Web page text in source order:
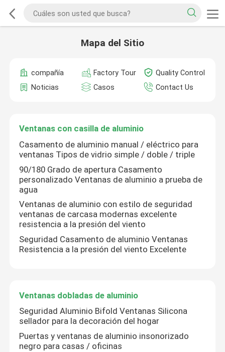
Mapa del Sitio
compañía Factory Tour
Quality Control
Noticias
Casos Contact Us
Ventanas con casilla de aluminio
Casamento de aluminio manual / eléctrico para
ventanas Tipos de vidrio simple / doble / triple
90/180 Grado de apertura Casamento
personalizado Ventanas de aluminio a prueba de
agua
Ventanas de aluminio con estilo de seguridad
ventanas de carcasa modernas excelente
resistencia a la presión del viento
Seguridad Casamento de aluminio Ventanas
Resistencia a la presión del viento Excelente
Ventanas dobladas de aluminio
Seguridad Aluminio Bifold Ventanas Silicona
sellador para la decoración del hogar
Puertas y ventanas de aluminio insonorizado
negro para casas / oficinas